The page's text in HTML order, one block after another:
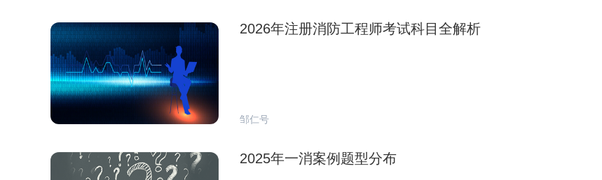
2026年注册消防工程师考试科目全解析
邹仁号
2025年一消案例题型分布